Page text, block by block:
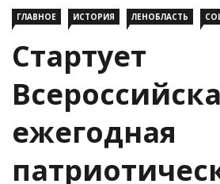
ГЛАВНОЕ ИСТОРИЯ ЛЕНОБЛАСТЬ
Стартует
Всероссийская
ежегодная